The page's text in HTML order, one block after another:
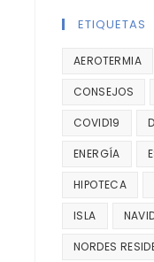
ETIQUETAS
AEROTERMIA
CONSEJOS
COVID19
ENERGÍA
HIPOTECA
ISLA
NORDES